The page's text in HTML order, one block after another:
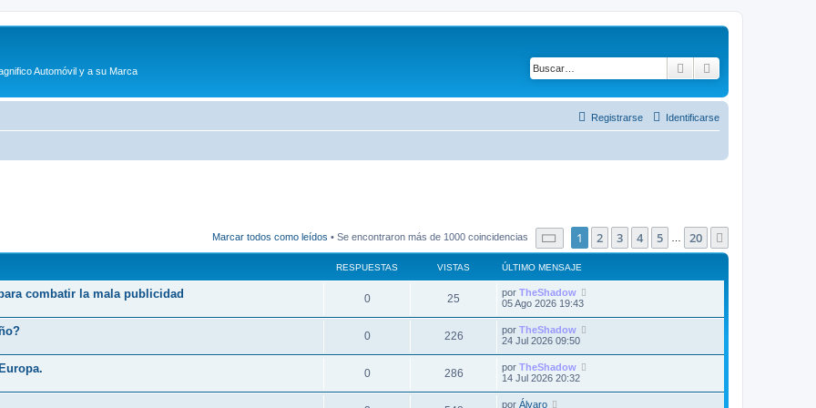
Automóvil y a su Marca Buscar
Identificarse
Registrarse
Marcar todos como leídos • Se encontraron más de 1000 coincidencias Página1 de 20
1 2 3 4 5 20
RESPUESTAS VISTAS ÚLTIMO MENSAJE
combatir la mala publicidad 0R
e
p
u
25
i
t
a
Ú
l
m
o
m
e
n
s
a
por TheShadow
05 Ago 2026 19:43
0R
e
226V
i
Ú
l
m
o
m
e
por TheShadow
24 Jul 2026 09:50
0R
e
286V
i
Ú
por TheShadow
14 Jul 2026 20:32
Ú
por Álvaro